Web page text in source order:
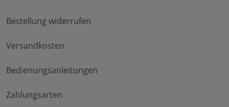
Bestellung widerrufen
Versandkosten
Bedienungsanleitungen
Zahlungsarten